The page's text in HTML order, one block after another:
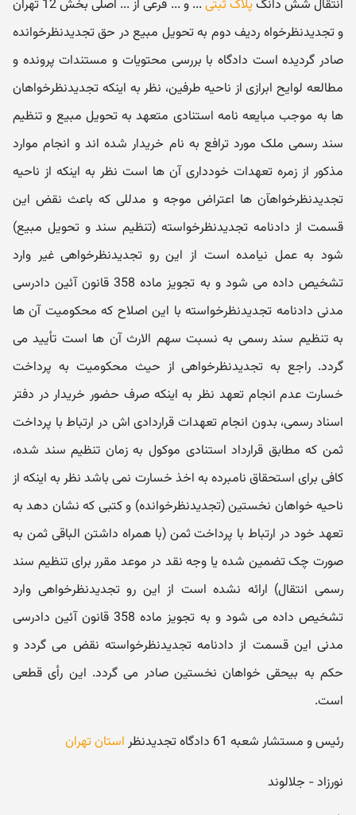
انتقال شش دانگپلاک ثبتی
... و ... فرعی از ... اصلی بخش 12 تهران
و تجدیدنظرخواه ردیف دوم به تحویل مبیع در حق تجدیدنظرخوانده
صادر گردیده است دادگاه با بررسی محتویات و مستندات پرونده و
مطالعه لوایح ابرازی از ناحیه طرفین، نظر به اینکه تجدیدنظرخواهان
ها به موجب مبایعه نامه استنادی متعهد به تحویل مبیع و تنظیم
سند رسمی ملک مورد ترافع به ‬نام خریدار شده اند و انجام موارد
مذکور از زمره تعهدات خودداری آن ها است نظر به اینکه از ناحیه
تجدیدنظرخواهآن ها اعتراض موجه و مدللی که باعث نقض این
قسمت از دادنامه تجدیدنظرخواسته (تنظیم سند و تحویل مبیع)
شود به عمل نیامده است از این رو تجدیدنظرخواهی غیر وارد
تشخیص داده می شود و به تجویز ماده 358 قانون آئین دادرسی
مدنی دادنامه تجدیدنظرخواسته با این اصلاح که محکومیت آن ها
به تنظیم سند رسمی به نسبت سهم ‬الارث آن ها است تأیید می
گردد. راجع به تجدیدنظرخواهی از حیث محکومیت به پرداخت
خسارت عدم انجام تعهد نظر به اینکه صرف حضور خریدار در دفتر
اسناد رسمی، بدون انجام تعهدات قراردادی اش در ارتباط با پرداخت
ثمن که مطابق قرار‬داد استنادی موکول به زمان تنظیم سند شده،
کافی برای استحقاق نامبرده به اخذ خسارت نمی باشد نظر به اینکه از
ناحیه خواهان نخستین (تجدیدنظرخوانده) و کتبی که نشان دهد به
تعهد خود در ارتباط با پرداخت ثمن (با همراه داشتن الباقی ثمن به
صورت چک تضمین شده یا وجه نقد در موعد مقرر برای تنظیم سند
رسمی انتقال) ارائه نشده است از این رو تجدیدنظرخواهی وارد
تشخیص داده می شود و به تجویز ماده 358 قانون آئین دادرسی
مدنی این قسمت از دادنامه تجدیدنظرخواسته نقض می گردد و
حکم به بی‬حقی خواهان نخستین صادر می گردد. این رأی قطعی
است.
رئیس و مستشار شعبه 61 دادگاه تجدیدنظر استان تهران
نورزاد - جلالوند